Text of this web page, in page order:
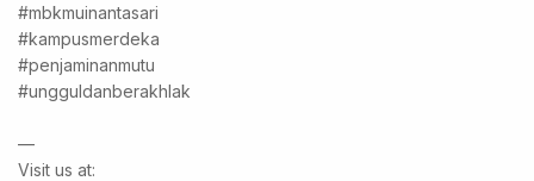
#mbkmuinantasari
#kampusmerdeka
#penjaminanmutu
#ungguldanberakhlak
—
Visit us at: